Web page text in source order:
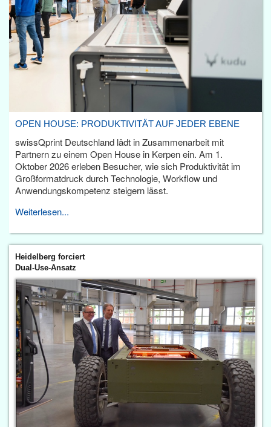
OPEN HOUSE: PRODUKTIVITÄT AUF JEDER EBENE
swissQprint Deutschland lädt in Zusammenarbeit mit
Partnern zu einem Open House in Kerpen ein. Am 1.
Oktober 2026 erleben Besucher, wie sich Produktivität im
Großformatdruck durch Technologie, Workflow und
Anwendungskompetenz steigern lässt.
Weiterlesen...
Heidelberg forciert
Dual-Use-Ansatz